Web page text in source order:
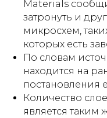
Materials
затронуть и
микросхем,
которых есть
По словам
находится на
постановления
Количество
является таким